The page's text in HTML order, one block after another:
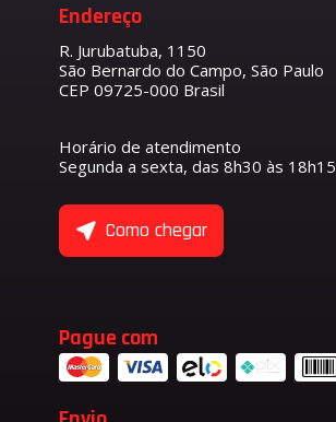
Endereço
R. Jurubatuba, 1150
São Bernardo do Campo, São Paulo
CEP 09725-000 Brasil
Horário de atendimento
Segunda a sexta, das 8h30 às 18h15
Como chegar
Pague com